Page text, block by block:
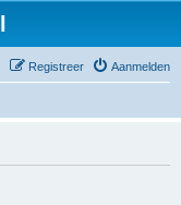
Aanmelden
Registreer